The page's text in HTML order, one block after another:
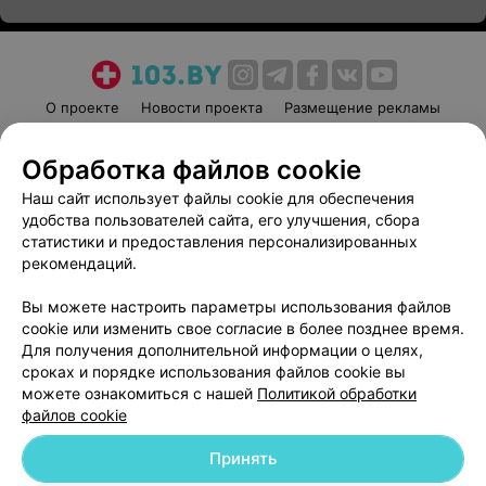
О проекте Новости проекта
Размещение рекламы
Пользовательское соглашение
Способы оплаты
Вакансии
Партнеры
Написать руководителю 103.by
Обработка персональных данных
© 2026 ООО «Артокс Лаб», УНП 191700409 | 220012, Республика Беларусь,
Обработка файлов cookie
Наш сайт использует файлы cookie для обеспечения
удобства пользователей сайта, его улучшения, сбора
статистики и предоставления персонализированных
рекомендаций.
Вы можете настроить параметры использования файлов
cookie или изменить свое согласие в более позднее время.
Для получения дополнительной информации о целях,
сроках и порядке использования файлов cookie вы
можете ознакомиться с нашей Политикой обработки
файлов cookie
Принять